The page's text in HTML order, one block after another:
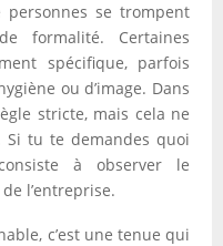
se trompent
formalité. Certaines
spécifique, parfois
ou d’image. Dans
stricte, mais cela ne
tu te demandes quoi
à observer le
l’entreprise.
c’est une tenue qui